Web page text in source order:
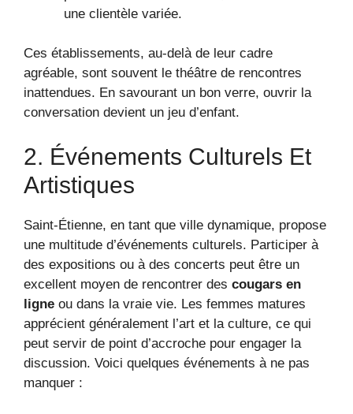
une clientèle variée.
Ces établissements, au-delà de leur cadre
agréable, sont souvent le théâtre de rencontres
inattendues. En savourant un bon verre, ouvrir la
conversation devient un jeu d’enfant.
2. Événements Culturels Et
Artistiques
Saint-Étienne, en tant que ville dynamique, propose
une multitude d’événements culturels. Participer à
des expositions ou à des concerts peut être un
excellent moyen de rencontrer des cougars en
ligne ou dans la vraie vie. Les femmes matures
apprécient généralement l’art et la culture, ce qui
peut servir de point d’accroche pour engager la
discussion. Voici quelques événements à ne pas
manquer :